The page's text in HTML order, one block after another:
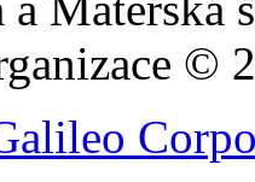
©